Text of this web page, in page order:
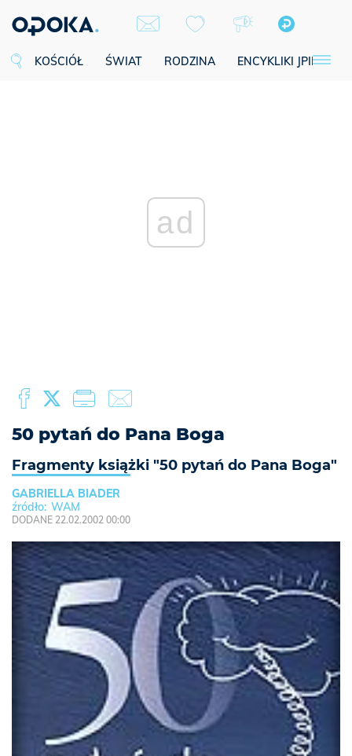
KOŚCIÓŁ ŚWIAT RODZINA ENCYKLIKI JPII
ad
50 pytań do Pana Boga
Fragmenty książki "50 pytań do Pana Boga"
GABRIELLA BIADER
WAM
DODANE 22.02.2002 00:00